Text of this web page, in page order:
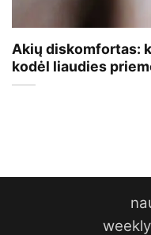
Akių diskomfortas:
kodėl liaudies